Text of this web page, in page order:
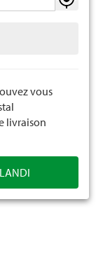
vous
livraison